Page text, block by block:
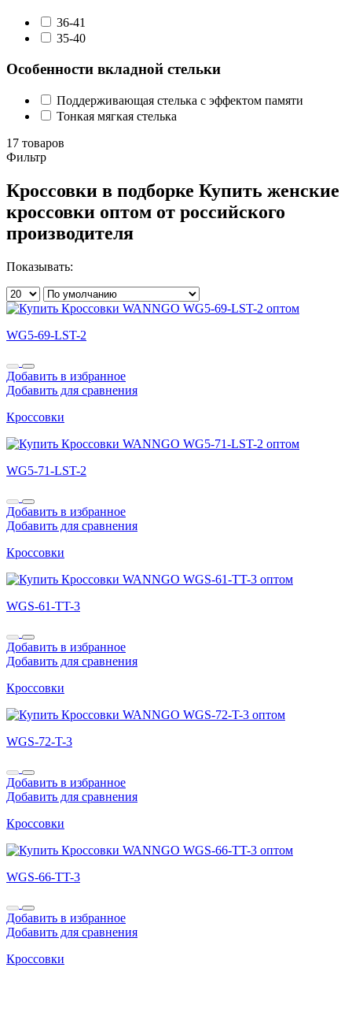
36-41
35-40
Особенности вкладной стельки
Поддерживающая стелька с эффектом памяти
Тонкая мягкая стелька
17 товаров
Фильтр
Кроссовки в подборке Купить женские
кроссовки оптом от российского
производителя
Показывать:
WG5-69-LST-2
Добавить в избранное
Добавить для сравнения
Кроссовки
WG5-71-LST-2
Добавить в избранное
Добавить для сравнения
Кроссовки
WGS-61-TT-3
Добавить в избранное
Добавить для сравнения
Кроссовки
WGS-72-T-3
Добавить в избранное
Добавить для сравнения
Кроссовки
WGS-66-TT-3
Добавить в избранное
Добавить для сравнения
Кроссовки